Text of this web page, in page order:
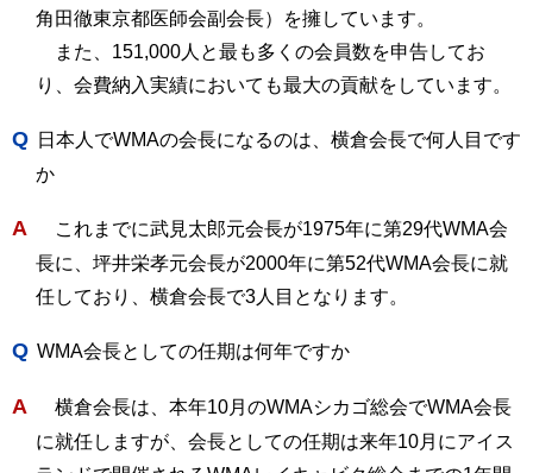
角田徹東京都医師会副会長）を擁しています。
また、151,000人と最も多くの会員数を申告してお
り、会費納入実績においても最大の貢献をしています。
Q 日本人でWMAの会長になるのは、横倉会長で何人目です
か
A
これまでに武見太郎元会長が1975年に第29代WMA会
長に、坪井栄孝元会長が2000年に第52代WMA会長に就
任しており、横倉会長で3人目となります。
Q WMA会長としての任期は何年ですか
A
横倉会長は、本年10月のWMAシカゴ総会でWMA会長
に就任しますが、会長としての任期は来年10月にアイス